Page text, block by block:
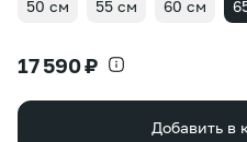
50 см 55 см 60 см
17 590 ₽
Добавить в